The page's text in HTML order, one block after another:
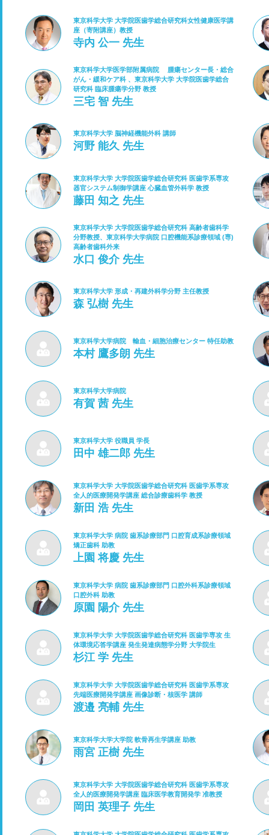
東京科学大学 大学院医歯学総合研究科女性健康医学講
座（寄附講座）教授
寺内 公一 先生
東京科学大学医学部附属病院 腫瘍センター長・総合
がん・緩和ケア科 、東京科学大学 大学院医歯学総合
研究科 臨床腫瘍学分野 教授
三宅 智 先生
東京科学大学 脳神経機能外科 講師
河野 能久 先生
東京科学大学 大学院医歯学総合研究科 医歯学系専攻
器官システム制御学講座 心臓血管外科学 教授
藤田 知之 先生
東京科学大学 大学院医歯学総合研究科 高齢者歯科学
分野教授、東京科学大学病院 口腔機能系診療領域 (専)
高齢者歯科外来
水口 俊介 先生
東京科学大学 形成・再建外科学分野 主任教授
森 弘樹 先生
東京科学大学病院 輸血・細胞治療センター 特任助教
本村 鷹多朗 先生
東京科学大学病院
有賀 茜 先生
東京科学大学 役職員 学長
田中 雄二郎 先生
東京科学大学 大学院医歯学総合研究科 医歯学系専攻
全人的医療開発学講座 総合診療歯科学 教授
新田 浩 先生
東京科学大学 病院 歯系診療部門 口腔育成系診療領域
矯正歯科 助教
上園 将慶 先生
東京科学大学 病院 歯系診療部門 口腔外科系診療領域
口腔外科 助教
原園 陽介 先生
東京科学大学 大学院医歯学総合研究科 医歯学専攻 生
体環境応答学講座 発生発達病態学分野 大学院生
杉江 学 先生
東京科学大学 大学院医歯学総合研究科 医歯学系専攻
先端医療開発学講座 画像診断・核医学 講師
渡邉 亮輔 先生
東京科学大学大学院 軟骨再生学講座 助教
雨宮 正樹 先生
東京科学大学 大学院医歯学総合研究科 医歯学系専攻
全人的医療開発学講座 臨床医学教育開発学 准教授
岡田 英理子 先生